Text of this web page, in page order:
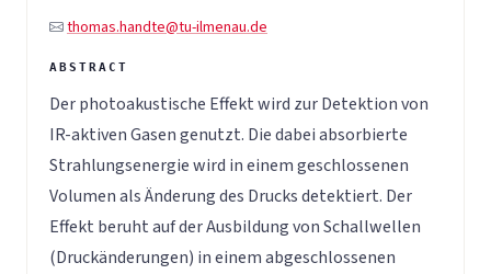
thomas.handte@tu-ilmenau.de
Der photoakustische Effekt wird zur Detektion von
IR-aktiven Gasen genutzt. Die dabei absorbierte
Strahlungsenergie wird in einem geschlossenen
Volumen als Änderung des Drucks detektiert. Der
Effekt beruht auf der Ausbildung von Schallwellen
(Druckänderungen) in einem abgeschlossenen